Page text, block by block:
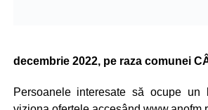
decembrie 2022, pe raza comunei
Persoanele interesate să ocupe